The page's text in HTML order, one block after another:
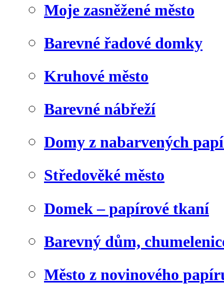
Moje zasněžené město
Barevné řadové domky
Kruhové město
Barevné nábřeží
Domy z nabarvených
Středověké město
Domek – papírové tkaní
Barevný dům,
Město z novinového